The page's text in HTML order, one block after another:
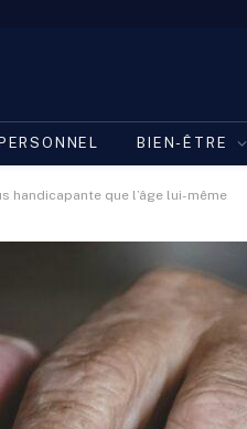
BIEN-ÊTRE
handicapante que l’âge lui-même